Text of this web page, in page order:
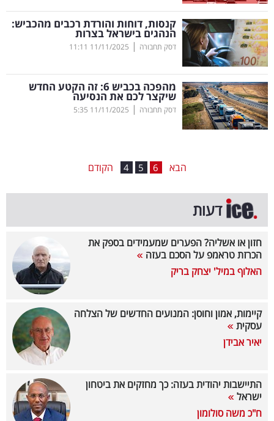
רכב
בריאות
תרבות
ופנאי
תיירות
המילון
הכלכלי
פודקאסט
40
קנסות, דוחות והורדת רכבים מהכביש:
הנהגים בישראל בצרות
דסק תחבורה |
11/11/2025
11:11
מהפכה בכביש 6: זה הקטע החדש
שיקצר לכם את הנסיעה
דסק תחבורה |
11/11/2025
5:35
הקודם 4 5 6 הבא
דעות
חזון או אשליה? הפערים שמעמידים בספק את
הכרזת טראמפ על הסכם בעזה
האלוף במיל' יצחק בריק
קיימות, אמון וחוסן: המנועים החדשים של הצלחה
עסקית
יאיר אבידן
התיישבות יהודית בעזה: כך מחזקים את ביטחון
ישראל
ח"כ משה סולומון